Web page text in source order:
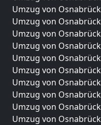
Umzug von
Umzug von
Umzug von
Umzug von
Umzug von
Umzug von
Umzug von
Umzug von
Umzug von
Umzug von